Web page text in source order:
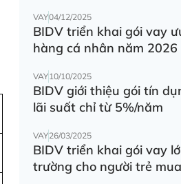
VAY04/12/2025
BIDV triển khai gói vay
hàng cá nhân năm 2026
VAY10/10/2025
BIDV giới thiệu gói tín
lãi suất chỉ từ 5%/năm
VAY26/03/2025
BIDV triển khai gói vay
trường cho người trẻ